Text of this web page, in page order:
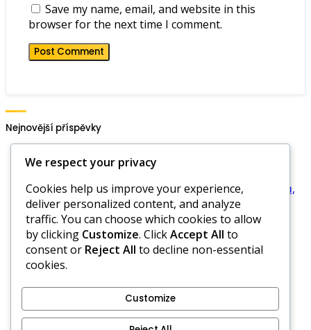
Save my name, email, and website in this
browser for the next time I comment.
Nejnovější příspěvky
Čtyřbalový golf: Role caddieho, Pravidla asistence,
Omezení rad
Pravidla čtyřmíčkového golfu: Dynamika partnerů,
Styly komunikace, Přiřazení rolí
Čtyři míčky golf: Odpovědnosti hráčů, Pov
awareness, Zodpovědnost
Pravidla čtyřmíčkového golfu: Soutěžní strategie,
Přizpůsobení formátům, Výzvy
vývoj, moderní praktiky
Vaše soukromí
We respect your privacy
Cookies help us improve your experience,
deliver personalized content, and analyze
traffic. You can choose which cookies to allow
by clicking Customize. ClickAccept All to
consent or Reject All to decline non-essential
cookies.
Customize